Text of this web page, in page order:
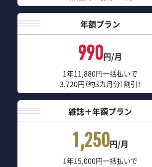
年額プラン
990円/月
1年11,880円一括払いで
3,720円（約3カ月分）割引！
雑誌＋年額プラン
1,250円/月
1年15,000円一括払いで